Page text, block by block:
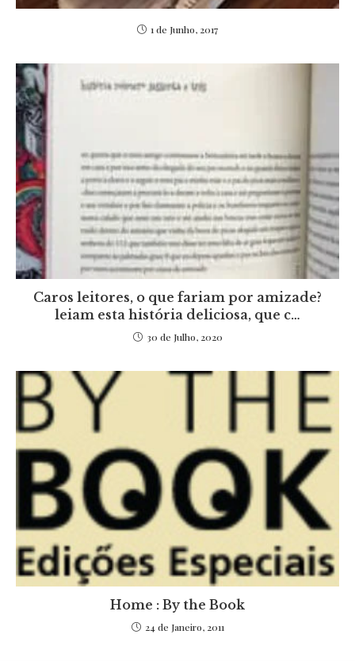
1 de Junho, 2017
Caros leitores, o que fariam por amizade?
leiam esta história deliciosa, que c…
30 de Julho, 2020
Home : By the Book
24 de Janeiro, 2011